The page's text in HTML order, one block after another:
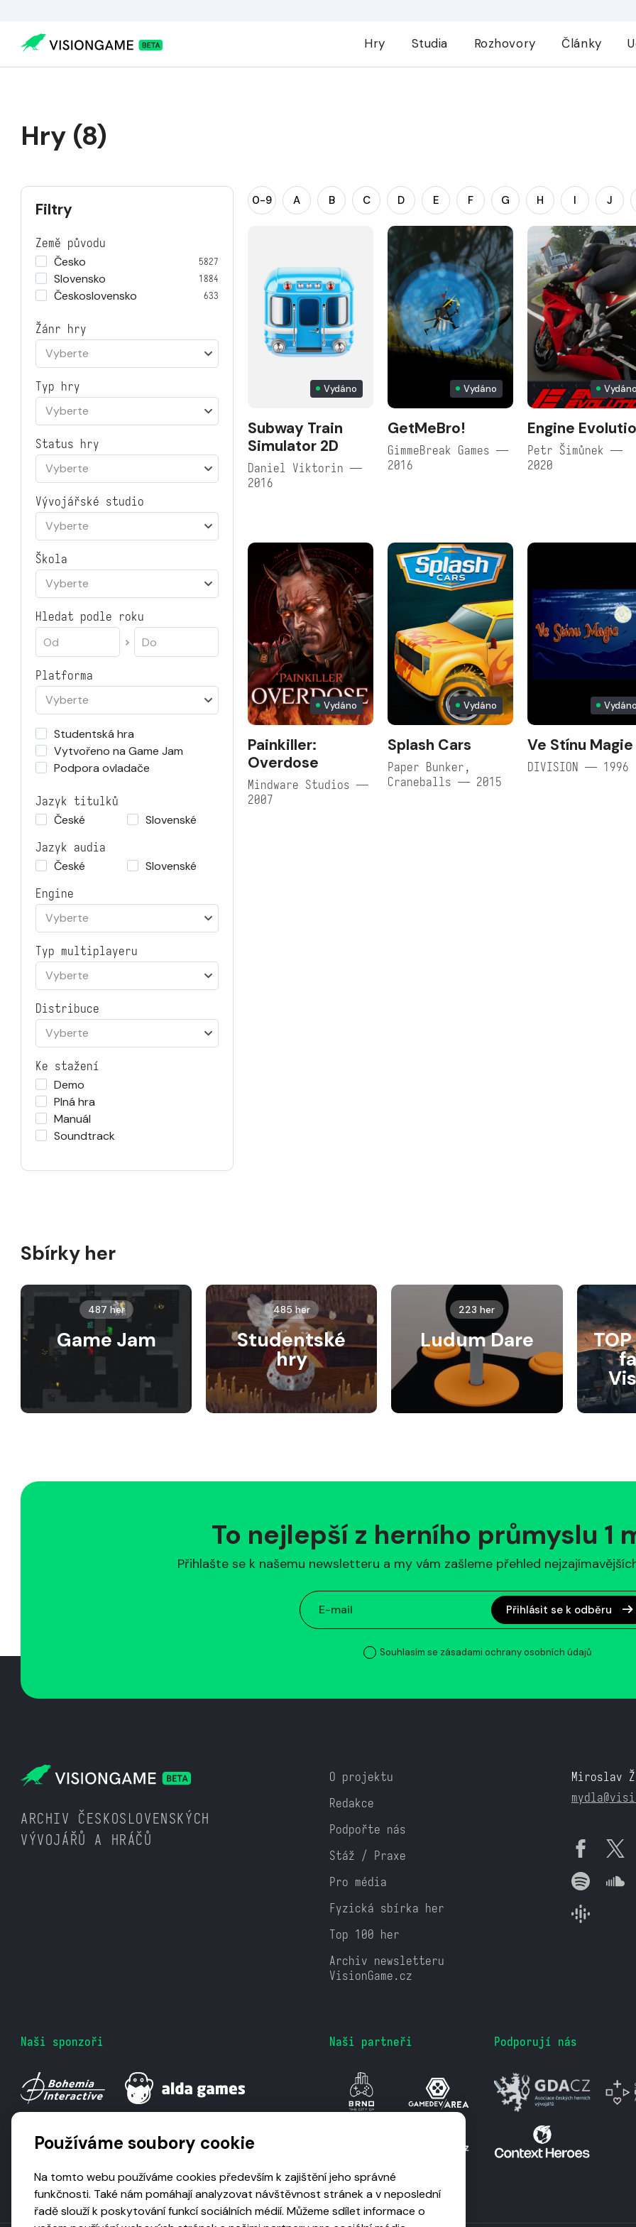
Hry Studia Rozhovory Články
Hry (8)
Filtry
Země původu
Česko
5827
Slovensko 1884
Československo 633
Žánr hry
Vyberte
Typ hry
Vyberte
Status hry
Vyberte
Vývojářské studio
Vyberte
Škola
Vyberte
Hledat podle roku
Platforma
Vyberte
Studentská hra
Vytvořeno na Game Jam
Podpora ovladače
Jazyk titulků
České
Slovenské
Jazyk audia
České
Slovenské
Engine
Vyberte
Typ multiplayeru
Vyberte
Distribuce
Vyberte
Ke stažení
Demo
Plná hra
Manuál
Soundtrack
0-9 A B C D E F G H I J
Vydáno
Subway Train
Simulator 2D
Daniel Viktorin —
2016
Vydáno
GetMeBro!
GimmeBreak Games —
2016
Engine
Petr Šimůnek —
2020
Vydáno
Painkiller:
Overdose
Mindware Studios —
2007
Vydáno
Splash Cars
Paper Bunker,
Craneballs — 2015
Ve Stí­nu Magie
DIVISION — 1996
Sbírky her
487 her
Game Jam
485 her
Studentské
hry
223 her
Ludum Dare
To nejlepší z herního průmyslu 1
Přihlašte se k našemu newsletteru a my vám zašleme přehled
Přihlásit se k odběru
Souhlasím se zásadami ochrany osobních údajů
ARCHIV ČESKOSLOVENSKÝCH
VÝVOJÁŘŮ A HRÁČŮ
O projektu
Redakce
Podpořte nás
Stáž / Praxe
Pro média
Fyzická sbírka her
Top 100 her
Archiv newsletteru
VisionGame.cz
Miroslav
Naši sponzoři Naši partneři Podporují nás
Používáme soubory cookie
Na tomto webu používáme cookies především k zajištění jeho správné
funkčnosti. Také nám pomáhají analyzovat návštěvnost stránek a v neposlední
řadě slouží k poskytování funkcí sociálních médií. Můžeme sdílet informace o